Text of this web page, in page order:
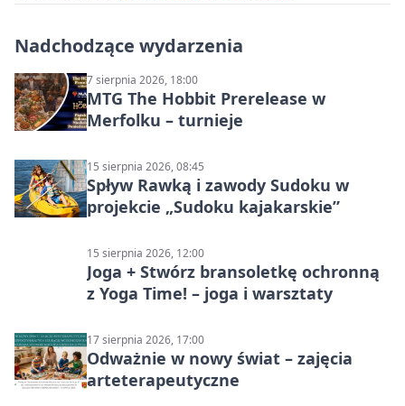
Nadchodzące wydarzenia
7 sierpnia 2026, 18:00
MTG The Hobbit Prerelease w
Merfolku – turnieje
15 sierpnia 2026, 08:45
Spływ Rawką i zawody Sudoku w
projekcie „Sudoku kajakarskie”
15 sierpnia 2026, 12:00
Joga + Stwórz bransoletkę ochronną
z Yoga Time! – joga i warsztaty
17 sierpnia 2026, 17:00
Odważnie w nowy świat – zajęcia
arteterapeutyczne